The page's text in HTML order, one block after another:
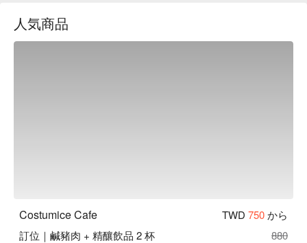
インテリア：木材質の家具がナチュラルな雰囲気を演出。座
ると二度と立ち上がれないほど快適なソファと緑の溢れるガ
人気商品
Costumice Cafe TWD 750から
訂位｜鹹豬肉 + 精釀飲品 2 杯
880